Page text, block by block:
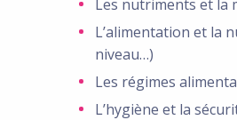
Les nutriments et la
L’alimentation et la
niveau…)
Les régimes
L’hygiène et la